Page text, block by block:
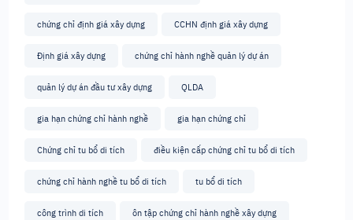
chứng chỉ định giá xây dựng CCHN định giá xây dựng
Định giá xây dựng chứng chỉ hành nghề quản lý dự án
quản lý dự án đầu tư xây dựng QLDA
gia hạn chứng chỉ hành nghề gia hạn chứng chỉ
Chứng chỉ tu bổ di tích điều kiện cấp chứng chỉ tu bổ di tích
chứng chỉ hành nghề tu bổ di tích tu bổ di tích
công trình di tích ôn tập chứng chỉ hành nghề xây dựng